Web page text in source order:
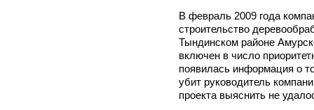
В февраль 2009 года
строительство
Тындинском районе
включен в число
появилась информация о
убит руководитель
проекта выяснить не